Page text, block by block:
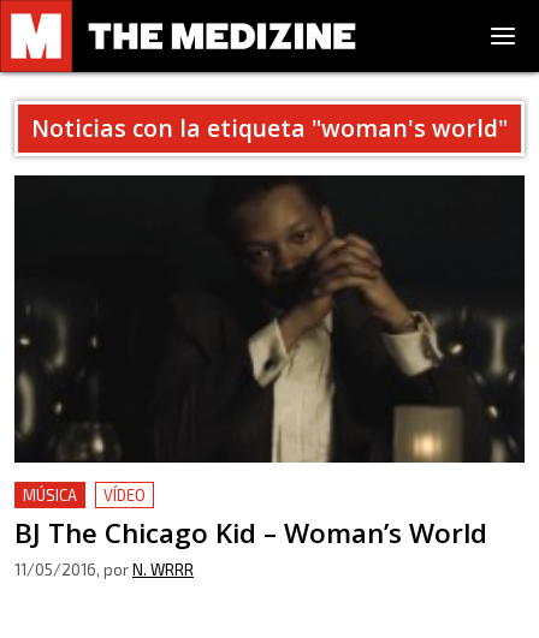
Noticias con la etiqueta "woman's world"
MÚSICA VÍDEO
BJ The Chicago Kid – Woman’s World
11/05/2016, porN. WRRR